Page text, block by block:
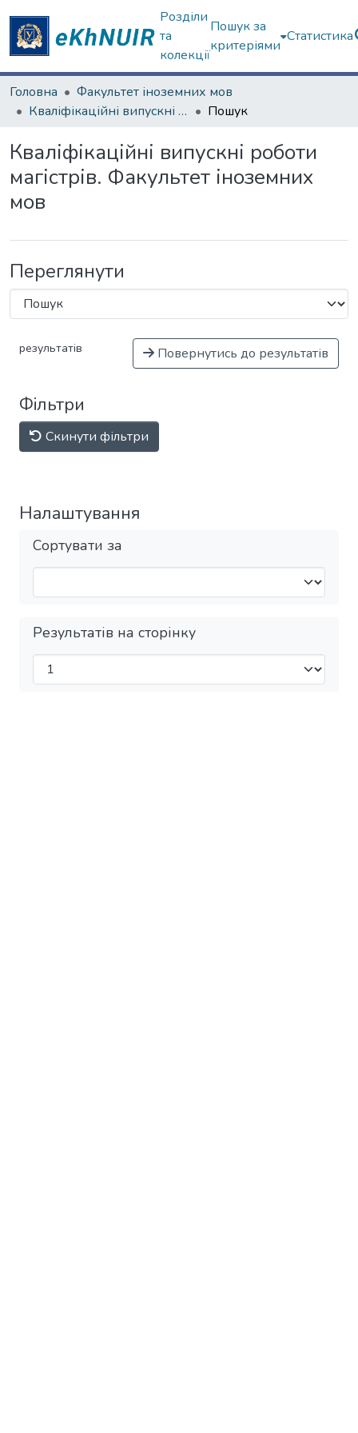
Розділи
та
колекції
Пошук за
критеріями
Статистика
Головна
Факультет іноземних мов
Кваліфікаційні випускні роботи магістрів. Факультет іноземних мов
Пошук
Кваліфікаційні випускні роботи
магістрів. Факультет іноземних
мов
Переглянути
результатів Повернутись до результатів
Фільтри
Скинути фільтри
Налаштування
Сортувати за
Результатів на сторінку